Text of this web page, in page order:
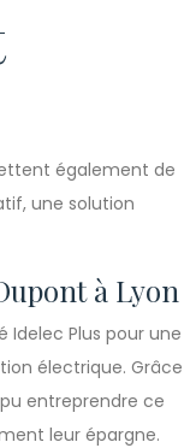
également de
une solution
à Lyon
Plus pour une
électrique. Grâce
entreprendre ce
leur épargne.